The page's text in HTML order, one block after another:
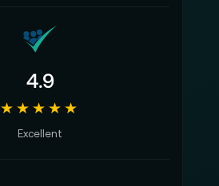
4.9
★★★★★
Excellent